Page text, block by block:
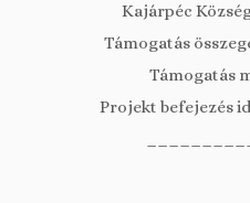
Kajárpéc
Támogatás
Támogatás
Projekt befejezés